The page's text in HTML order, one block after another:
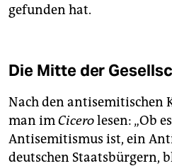
gefunden hat.
Die Mitte der
Nach den antisemitischen
man imCicerolesen: „Ob
Antisemitismus ist, ein
deutschen Staatsbürgern,